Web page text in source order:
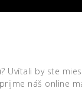
by ste
náš online